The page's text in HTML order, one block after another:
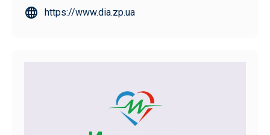
https://www.dia.zp.ua